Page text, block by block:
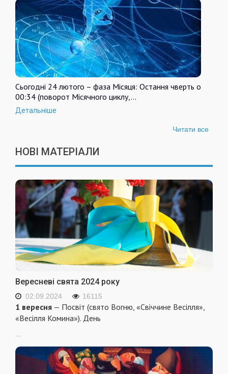
Сьогодні 24 лютого – фаза Місяця: Остання чверть о
00:34 (поворот Місячного циклу,…
Детальніше
Читати все
НОВІ МАТЕРІАЛИ
Вересневі свята 2024 року
02.09.2024 16115
1 вересня — Посвіт (свято Вогню, «Свіччине Весілля»,
«Весілля Комина»). День